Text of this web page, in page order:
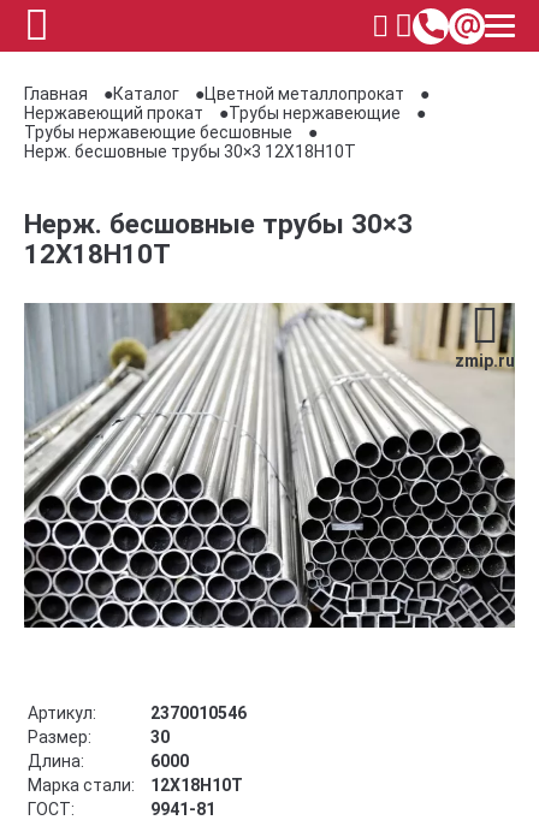
Главная Каталог
Цветной металлопрокат
Нержавеющий прокат
Трубы нержавеющие
Трубы нержавеющие бесшовные
Нерж. бесшовные трубы 30×3 12Х18Н10Т
Нерж. бесшовные трубы 30×3
12Х18Н10Т
zmip.ru
Артикул:
2370010546
Размер:
30
Длина:
6000
Марка стали:
12Х18Н10Т
ГОСТ:
9941-81